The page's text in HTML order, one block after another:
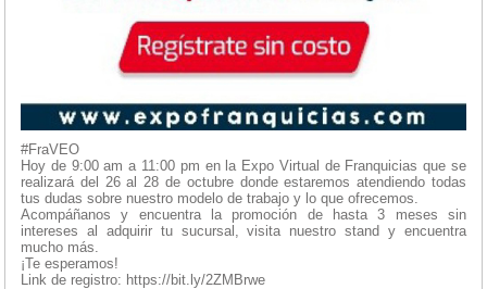
#FraVEO
Hoy de 9:00 am a 11:00 pm en la Expo Virtual de Franquicias que se
realizará del 26 al 28 de octubre donde estaremos atendiendo todas
tus dudas sobre nuestro modelo de trabajo y lo que ofrecemos.
Acompáñanos y encuentra la promoción de hasta 3 meses sin
intereses al adquirir tu sucursal, visita nuestro stand y encuentra
mucho más.
¡Te esperamos!
Link de registro: https://bit.ly/2ZMBrwe